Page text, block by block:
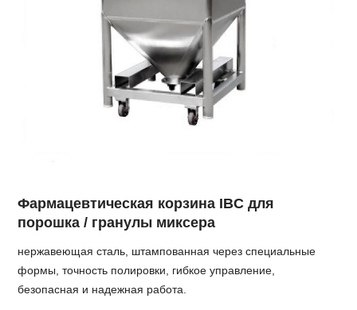
Фармацевтическая корзина IBC для
порошка / гранулы миксера
нержавеющая сталь, штампованная через специальные
формы, точность полировки, гибкое управление,
безопасная и надежная работа.